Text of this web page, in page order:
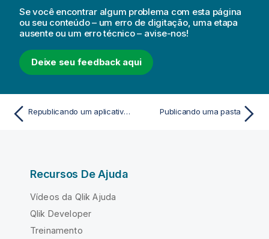
Se você encontrar algum problema com esta página
ou seu conteúdo – um erro de digitação, uma etapa
ausente ou um erro técnico – avise-nos!
Deixe seu feedback aqui
Republicando um aplicativo do hub Publicando uma pasta
Recursos De Ajuda
Vídeos da Qlik Ajuda
Qlik Developer
Treinamento